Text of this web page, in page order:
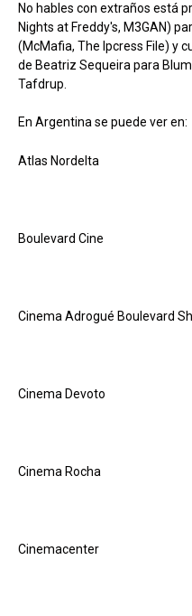
No hables con extraños está
Nights at Freddy's, M3GAN)
(McMafia, The Ipcress File) y
de Beatriz Sequeira para
Tafdrup.
En Argentina se puede ver en:
Atlas Nordelta
Boulevard Cine
Cinema Adrogué Boulevard
Cinema Devoto
Cinema Rocha
Cinemacenter